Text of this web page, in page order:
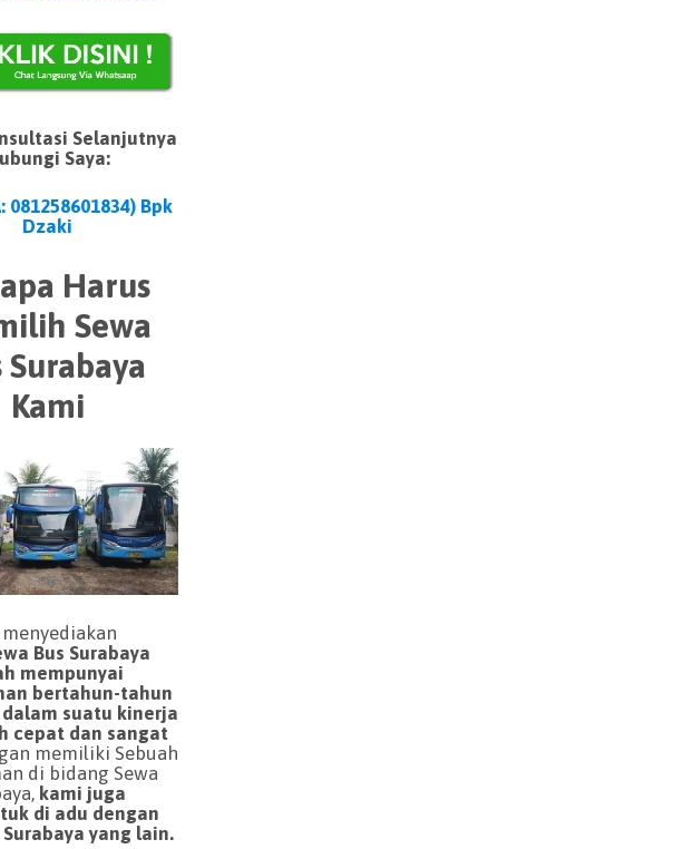
Selanjutnya
Saya:
081258601834) Bpk
Dzaki
Harus
Sewa
Surabaya
Kami
Bus Surabaya
mempunyai
bertahun-tahun
suatu kinerja
cepat dan sangat
memiliki Sebuah
di bidang Sewa
kami juga
di adu dengan
Surabaya yang lain.